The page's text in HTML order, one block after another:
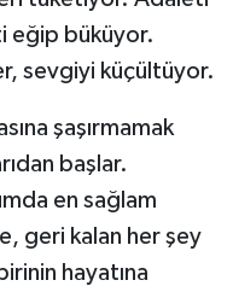
eğip büküyor.
sevgiyi küçültüyor.
şaşırmamak
başlar.
en sağlam
geri kalan her şey
hayatına